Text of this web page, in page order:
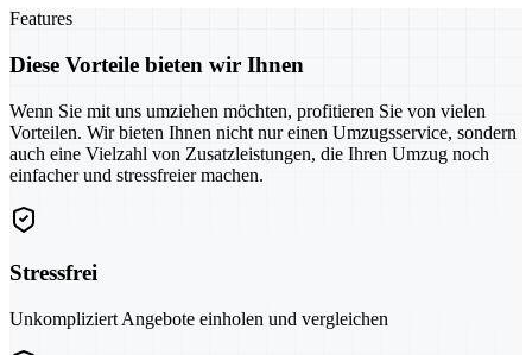
Features
Diese Vorteile bieten wir Ihnen
Wenn Sie mit uns umziehen möchten, profitieren Sie von vielen
Vorteilen. Wir bieten Ihnen nicht nur einen Umzugsservice, sondern
auch eine Vielzahl von Zusatzleistungen, die Ihren Umzug noch
einfacher und stressfreier machen.
Stressfrei
Unkompliziert Angebote einholen und vergleichen